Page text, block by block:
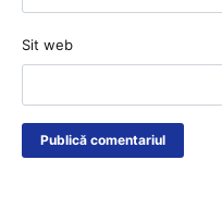
Sit web